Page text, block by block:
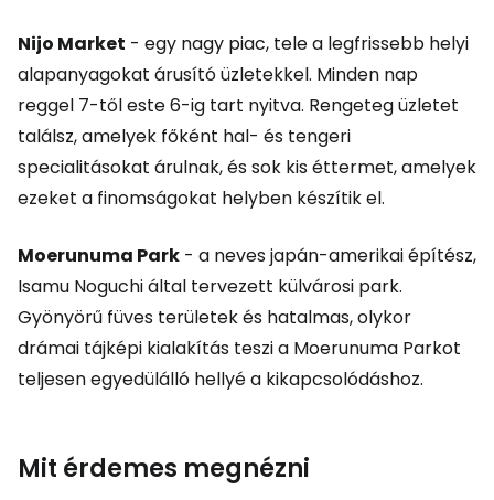
Nijo Market - egy nagy piac, tele a legfrissebb helyi
alapanyagokat árusító üzletekkel. Minden nap
reggel 7-től este 6-ig tart nyitva. Rengeteg üzletet
találsz, amelyek főként hal- és tengeri
specialitásokat árulnak, és sok kis éttermet, amelyek
ezeket a finomságokat helyben készítik el.
Moerunuma Park - a neves japán-amerikai építész,
Isamu Noguchi által tervezett külvárosi park.
Gyönyörű füves területek és hatalmas, olykor
drámai tájképi kialakítás teszi a Moerunuma Parkot
teljesen egyedülálló hellyé a kikapcsolódáshoz.
Mit érdemes megnézni